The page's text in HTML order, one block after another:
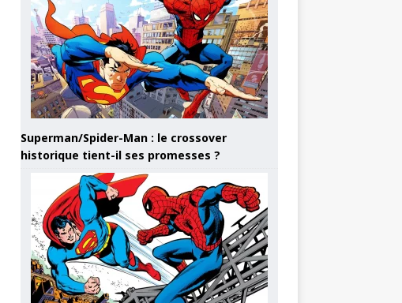
Superman/Spider-Man : le crossover
historique tient-il ses promesses ?